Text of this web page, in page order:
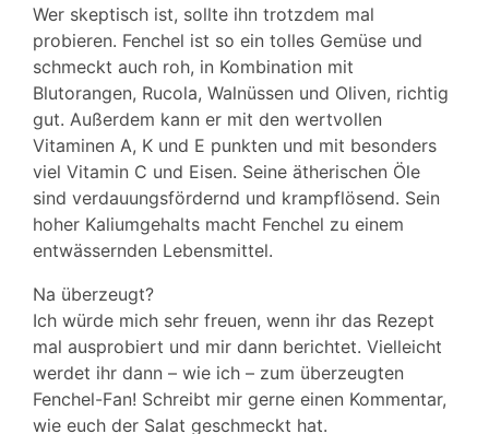
Wer skeptisch ist, sollte ihn trotzdem mal
probieren. Fenchel ist so ein tolles Gemüse und
schmeckt auch roh, in Kombination mit
Blutorangen, Rucola, Walnüssen und Oliven, richtig
gut. Außerdem kann er mit den wertvollen
Vitaminen A, K und E punkten und mit besonders
viel Vitamin C und Eisen. Seine ätherischen Öle
sind verdauungsfördernd und krampflösend. Sein
hoher Kaliumgehalts macht Fenchel zu einem
entwässernden Lebensmittel.
Na überzeugt?
Ich würde mich sehr freuen, wenn ihr das Rezept
mal ausprobiert und mir dann berichtet. Vielleicht
werdet ihr dann – wie ich – zum überzeugten
Fenchel-Fan! Schreibt mir gerne einen Kommentar,
wie euch der Salat geschmeckt hat.